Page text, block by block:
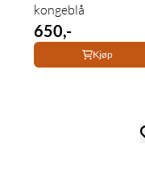
kongeblå
650,-
Kjøp